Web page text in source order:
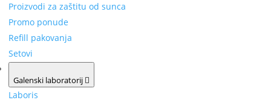
Proizvodi za zaštitu od sunca
Promo ponude
Refill pakovanja
Setovi
Galenski laboratorij
Laboris